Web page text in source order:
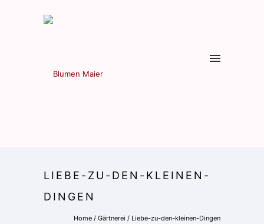
LIEBE-ZU-DEN-KLEINEN-
DINGEN
Home / Gärtnerei / Liebe-zu-den-kleinen-Dingen